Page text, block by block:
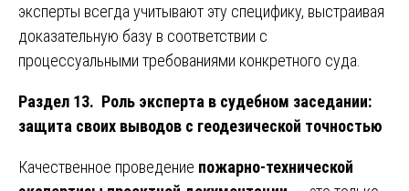
эксперты всегда учитывают эту специфику, выстраивая
доказательную базу в соответствии с
процессуальными требованиями конкретного суда.
Раздел 13. Роль эксперта в судебном заседании:
защита своих выводов с геодезической точностью
Качественное проведение пожарно-технической